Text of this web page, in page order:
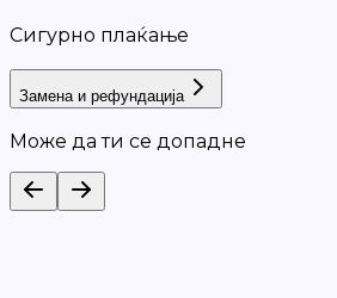
Сигурно плаќање
Замена и рефундација
Може да ти се допадне